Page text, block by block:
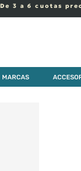
De 3 a 6 cuotas
MARCAS